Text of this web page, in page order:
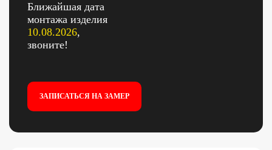
Ближайшая дата
монтажа изделия
10.08.2026,
звоните!
ЗАПИСАТЬСЯ НА ЗАМЕР